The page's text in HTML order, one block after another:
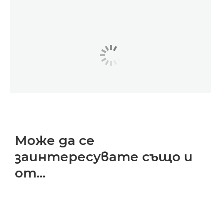
Може да се
заинтересувате също и
от...